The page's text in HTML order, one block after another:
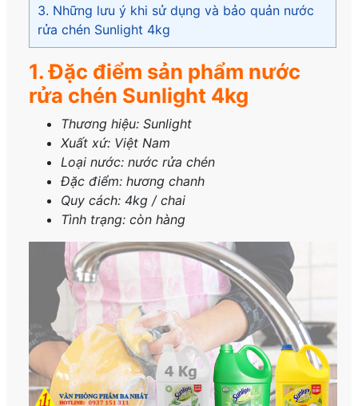
3. Những lưu ý khi sử dụng và bảo quản nước
rửa chén Sunlight 4kg
1. Đặc điểm sản phẩm nước
rửa chén Sunlight 4kg
Thương hiệu:Sunlight
Xuất xứ: Việt Nam
Loại nước: nước rửa chén
Đặc điểm:hương chanh
Quy cách:4kg / chai
Tình trạng: còn hàng